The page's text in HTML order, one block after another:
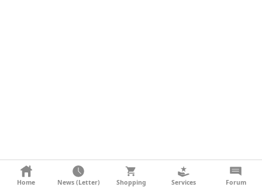
KONTAKT
Home News (Letter) Shopping Services Forum